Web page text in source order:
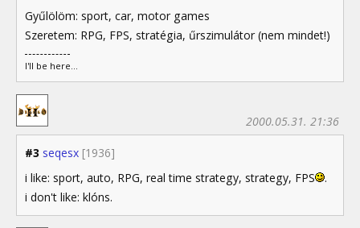
Gyűlölöm: sport, car, motor games
Szeretem: RPG, FPS, stratégia, űrszimulátor (nem mindet!)
I'll be here...
#3 seqesx [1936]
2000.05.31. 21:36
i like: sport, auto, RPG, real time strategy, strategy, FPS
.
i don't like: klóns.